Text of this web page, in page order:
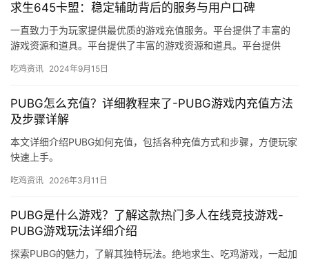
求生645卡盟：稳定辅助背后的服务与用户口碑
一直致力于为玩家提供最优质的游戏充值服务。平台提供了丰富的
游戏资源和道具。平台提供了丰富的游戏资源和道具。平台提供
吃鸡资讯 2024年9月15日
PUBG怎么充值？详细教程来了-PUBG游戏内充值方法
及步骤详解
本文详细介绍PUBG如何充值，包括各种充值方式和步骤，方便玩家
快速上手。
吃鸡资讯 2026年3月11日
PUBG是什么游戏？了解这款热门多人在线竞技游戏-
PUBG游戏玩法详细介绍
探索PUBG的魅力，了解其独特玩法。绝地求生、吃鸡游戏，一起加